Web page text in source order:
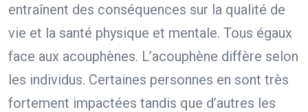
entraînent des conséquences sur la qualité de
vie et la santé physique et mentale. Tous égaux
face aux acouphènes. L’acouphène diffère selon
les individus. Certaines personnes en sont très
fortement impactées tandis que d’autres les